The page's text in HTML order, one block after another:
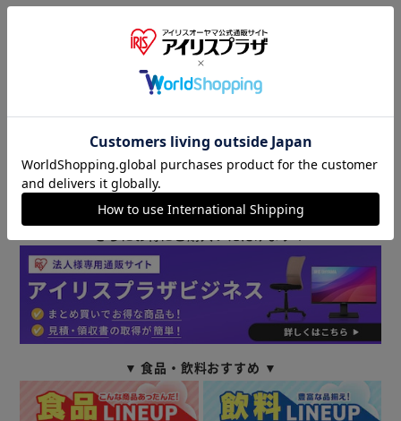
※ケース単位のみでの注文となります
※製品の色は画面上での確認用のため実際の色とは異なる場
製品の設置・施工・アフターサービスに関するお問合せは
【建装サポートコール】までお電話ください。
0120-990-860（通話料無料）
<受付時間>平日9:00～19:00
土・日・祝日9:00～12:00／13:00～17:00
（年末年始・夏期休業期間・会社都合による休日を除く）
もっと見る
※製品は予告なく仕様を変更する場合がございます。あらか
じめご了承ください。
商品情報
法人様はビジネス会員にご登録していただくと
▼ 食品・飲料おすすめ ▼